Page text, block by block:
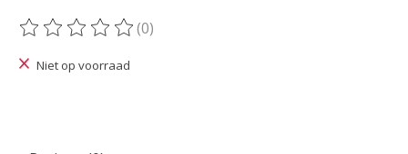
De beoordeling van dit product is
(0)
Niet op voorraad